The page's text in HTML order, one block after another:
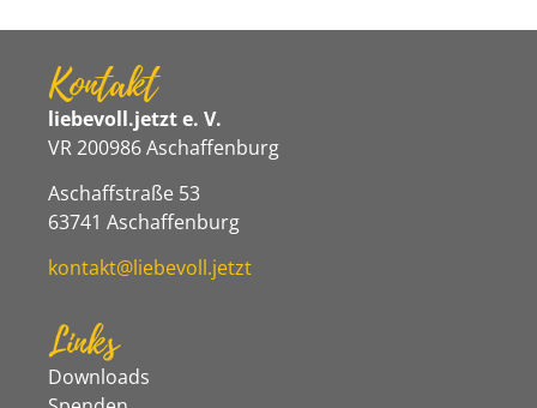
Kontakt
liebevoll.jetzt e. V.
VR 200986 Aschaffenburg
Aschaffstraße 53
63741 Aschaffenburg
kontakt@liebevoll.jetzt
Links
Downloads